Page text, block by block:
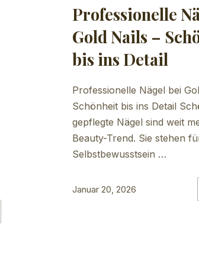
Professionelle
Gold Nails –
bis ins Detail
Professionelle Nägel bei
Schönheit bis ins Detail
gepflegte Nägel sind weit
Beauty-Trend. Sie stehen
Selbstbewusstsein …
Januar 20, 2026